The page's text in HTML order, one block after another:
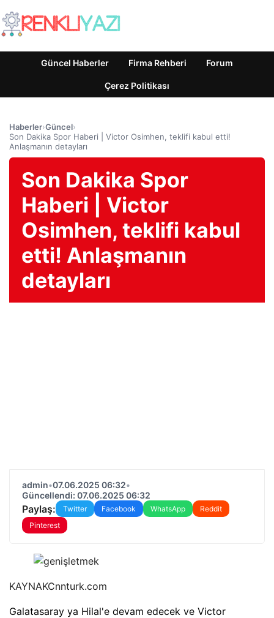
Güncel Haberler Firma Rehberi Forum
Çerez Politikası
Haberler›Güncel›
Son Dakika Spor Haberi | Victor Osimhen, teklifi kabul etti!
Anlaşmanın detayları
Son Dakika Spor
Haberi | Victor
Osimhen, teklifi kabul
etti! Anlaşmanın
detayları
admin•07.06.2025 06:32•
Güncellendi: 07.06.2025 06:32
Paylaş: Twitter Facebook WhatsApp
Reddit
Pinterest
KAYNAKCnnturk.com
Galatasaray ya Hilal'e devam edecek ve Victor